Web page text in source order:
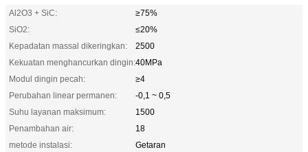
Al2O3 + SiC:
≥75%
SiO2:
≤20%
Kepadatan massal dikeringkan:
2500
Kekuatan menghancurkan dingin:40MPa
Modul dingin pecah:
≥4
Perubahan linear permanen:
-0,1 ~ 0,5
Suhu layanan maksimum:
1500
Penambahan air:
18
metode instalasi:
Getaran